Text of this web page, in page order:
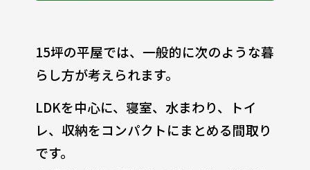
15坪の平屋では、一般的に次のような暮
らし方が考えられます。
LDKを中心に、寝室、水まわり、トイ
レ、収納をコンパクトにまとめる間取り
です。